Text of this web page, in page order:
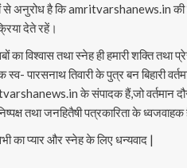
से अनुरोध है कि amritvarshanews.in की
देते रहें।
का विश्वास तथा स्नेह ही हमारी शक्ति तथा
स्व- पारसनाथ तिवारी के पुत्र बन बिहारी
के संपादक हैं,जो वर्तमान
तथा जनहितैषी पत्रकारिता के ध्वजवाहक
का प्यार और स्नेह के लिए धन्यवाद |